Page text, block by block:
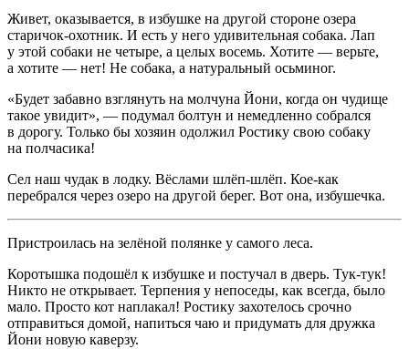
Живет, оказывается, в избушке на другой стороне озера
старичок-охотник. И есть у него удивительная собака. Лап
у этой собаки не четыре, а целых восемь. Хотите — верьте,
а хотите — нет! Не собака, а натуральный осьминог.
«Будет забавно взглянуть на молчуна Йони, когда он чудище
такое увидит», — подумал болтун и немедленно собрался
в дорогу. Только бы хозяин одолжил Ростику свою собаку
на полчасика!
Сел наш чудак в лодку. Вёслами шлёп-шлёп. Кое-как
перебрался через озеро на другой берег. Вот она, избушечка.
Пристроилась на зелёной полянке у самого леса.
Коротышка подошёл к избушке и постучал в дверь. Тук-тук!
Никто не открывает. Терпения у непоседы, как всегда, было
мало. Просто кот наплакал! Ростику захотелось срочно
отправиться домой, напиться чаю и придумать для дружка
Йони новую каверзу.